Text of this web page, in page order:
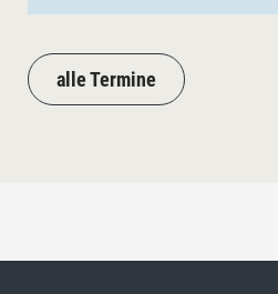
alle Termine